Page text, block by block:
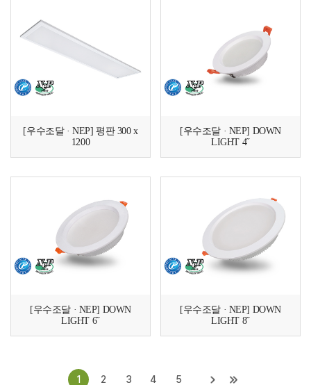
[우수조달 · NEP] 평판 300 x
1200
[우수조달 · NEP] DOWN
LIGHT 4˝
[우수조달 · NEP] DOWN
LIGHT 6˝
[우수조달 · NEP] DOWN
LIGHT 8˝
1 2 3 4 5